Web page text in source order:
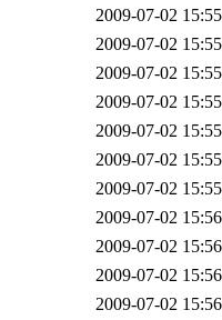
2009-07-02 15:55
2009-07-02 15:55
2009-07-02 15:55
2009-07-02 15:55
2009-07-02 15:55
2009-07-02 15:55
2009-07-02 15:55
2009-07-02 15:56
2009-07-02 15:56
2009-07-02 15:56
2009-07-02 15:56